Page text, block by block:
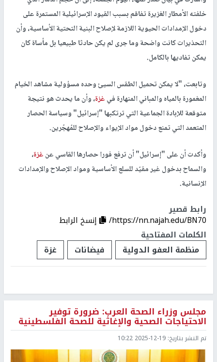
خلفته الأمطار الغزيرة تفاقم بسبب القيود الإسرائيلية المستمرة على
دخول الإمدادات الحيوية اللازمة لإصلاح البنية التحتية الأساسية، وأن
التحذيرات كانت واضحة وما جرى لم يكن حادثا طبيعيا بل مأساة كان
يمكن تفاديها بالكامل.
وتابعت، "لا يمكن تحميل الطقس السيئ وحده مسؤولية مشاهد الخيام
المغمورة بالمياه والمباني المنهارة فيغزة، وأن ما يحدث هو نتيجة
متوقعة للإبادة الجماعية التي ترتكبها "إسرائيل" وسياسة الحصار
المتعمد التي تمنع دخول مواد الإيواء والإصلاح للمُهجّرين.
وأكدت أن على "إسرائيل" أن ترفع فورا حصارها القاسي عنغزة،
والسماح بدخول غير مقيّد للسلع الأساسية ومواد الإصلاح والإمدادات
الإنسانية.
رابط قصير
https://nn.najah.edu/BN70/
إنسخ الرابط
الكلمات المفتاحية
منظمة العفو الدولية
فيضانات غزة
مجلس وزراء الصحة العرب: ضرورة توفير
الاحتياجات الصحية والإغاثية للصحة الفلسطينية
تم النشر بتاريخ: 2025-12-19 10:22